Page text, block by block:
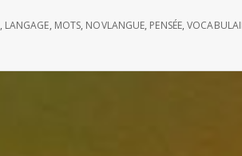
, LANGAGE, MOTS, NOVLANGUE, PENSÉE,